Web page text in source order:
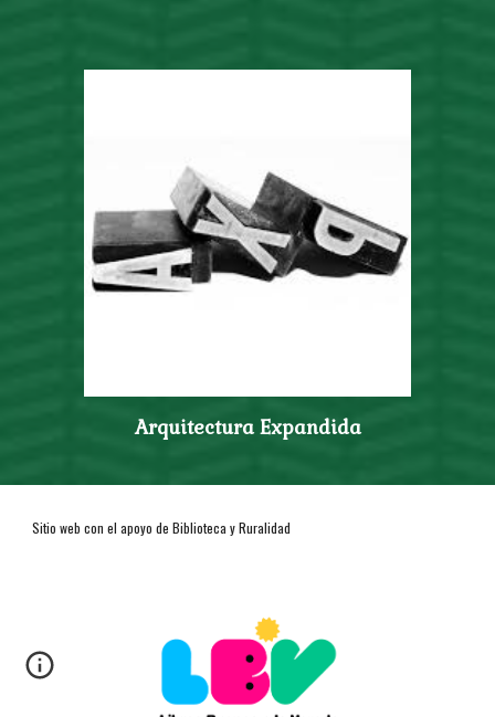
Arquitectura Expandida
Sitio web con el apoyo deBiblioteca y Ruralidad